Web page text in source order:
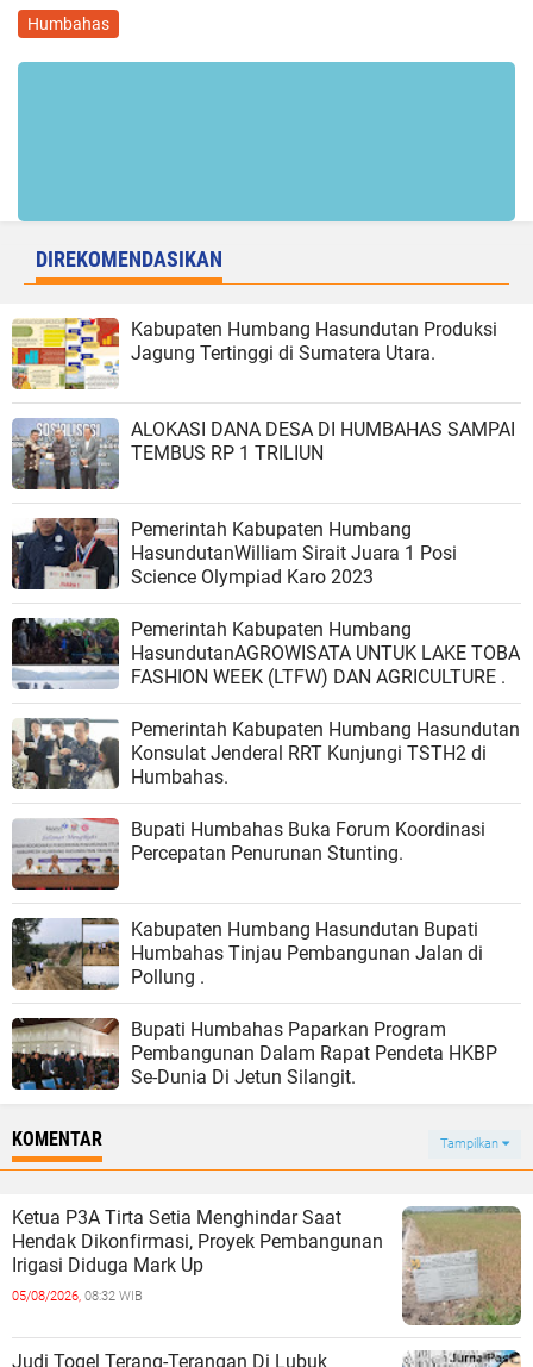
Humbahas
DIREKOMENDASIKAN
Kabupaten Humbang Hasundutan Produksi
Jagung Tertinggi di Sumatera Utara.
ALOKASI DANA DESA DI HUMBAHAS SAMPAI
TEMBUS RP 1 TRILIUN
Pemerintah Kabupaten Humbang
HasundutanWilliam Sirait Juara 1 Posi
Science Olympiad Karo 2023
Pemerintah Kabupaten Humbang
HasundutanAGROWISATA UNTUK LAKE TOBA
FASHION WEEK (LTFW) DAN AGRICULTURE .
Pemerintah Kabupaten Humbang Hasundutan
Konsulat Jenderal RRT Kunjungi TSTH2 di
Humbahas.
Bupati Humbahas Buka Forum Koordinasi
Percepatan Penurunan Stunting.
Kabupaten Humbang Hasundutan Bupati
Humbahas Tinjau Pembangunan Jalan di
Pollung .
Bupati Humbahas Paparkan Program
Pembangunan Dalam Rapat Pendeta HKBP
Se-Dunia Di Jetun Silangit.
KOMENTAR Tampilkan
Ketua P3A Tirta Setia Menghindar Saat
Hendak Dikonfirmasi, Proyek Pembangunan
Irigasi Diduga Mark Up
05/08/2026, 08:32 WIB
Judi Togel Terang-Terangan Di Lubuk